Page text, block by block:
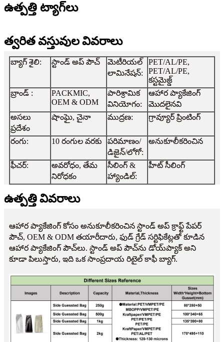
ఉత్పత్తి ట్యాగ్‌లు
త్వరిత వస్తువుల వివరాలు
బ్యాగ్ శైలి: స్టాండ్ అప్ పౌచ్
మెటీరియల్
లామినేషన్:
PET/AL/PE,
PET/AL/PE,
కస్టమైజ్డ్
బ్రాండ్ :
PACKMIC,
OEM & ODM
పారిశ్రామిక
వినియోగం:
ఆహార ప్యాకేజింగ్
మొదలైనవి
అసలు
ప్రదేశం
షాంఘై, చైనా ముద్రణ: గ్రావ్యూర్ ప్రింటింగ్
రంగు: 10 రంగుల వరకు
పరిమాణం/
డిజైన్/లోగో:
అనుకూలీకరించిన
ఫీచర్:
అవరోధం, తేమ
నిరోధకం
సీలింగ్ &
హ్యాండిల్:
హీట్ సీలింగ్
ఉత్పత్తి వివరాలు
ఆహార ప్యాకేజింగ్ కోసం అనుకూలీకరించిన స్టాండ్ అప్ క్రాఫ్ట్ పేపర్
పౌచ్, OEM & ODM తయారీదారు, ఫుడ్ గ్రేడ్ సర్టిఫికేట్లతో కూడిన
ఆహార ప్యాకేజింగ్ పౌచ్‌లు. స్టాండ్ అప్ పౌచ్‌ను డోయ్‌ప్యాక్ అని
కూడా పిలుస్తారు, ఇది ఒక సాంప్రదాయ రిటైల్ కాఫీ బ్యాగ్.